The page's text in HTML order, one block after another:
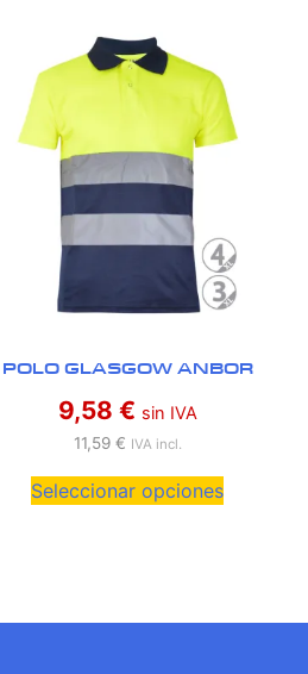
POLO GLASGOW ANBOR
9,58 € sin IVA
11,59 € IVA incl.
Seleccionar opciones